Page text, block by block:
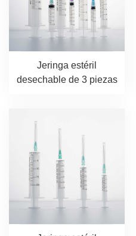
Jeringa estéril
desechable de 3 piezas